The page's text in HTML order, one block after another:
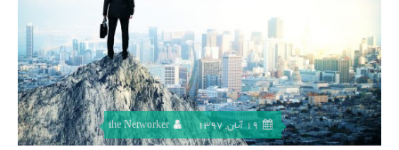
19 آبان, 1397 the Networker